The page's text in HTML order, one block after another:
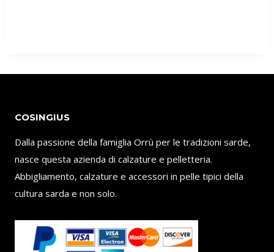
COSINGIUS
Dalla passione della famiglia Orrù per le tradizioni sarde,
nasce questa azienda di calzature e pelletteria.
Abbigliamento, calzature e accessori in pelle tipici della
cultura sarda e non solo.